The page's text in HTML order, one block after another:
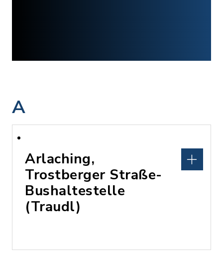
A
Arlaching,
Trostberger Straße-
Bushaltestelle
(Traudl)